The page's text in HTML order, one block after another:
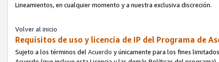
Lineamientos, en cualquier momento y a nuestra exclusiva discreción.
Volver al inicio
Requisitos de uso y licencia de IP del Programa de
Sujeto a los términos del Acuerdo y únicamente para los fines